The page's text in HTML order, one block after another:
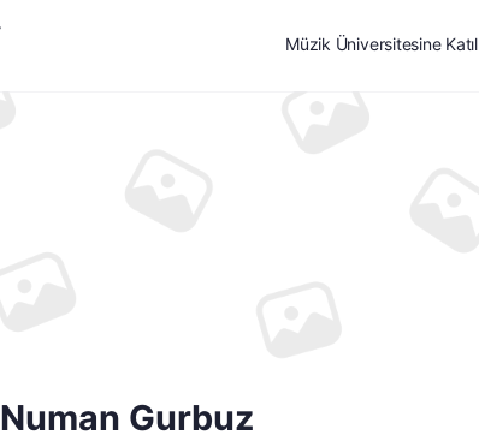
Müzik Üniversitesine Katıl
Numan Gurbuz